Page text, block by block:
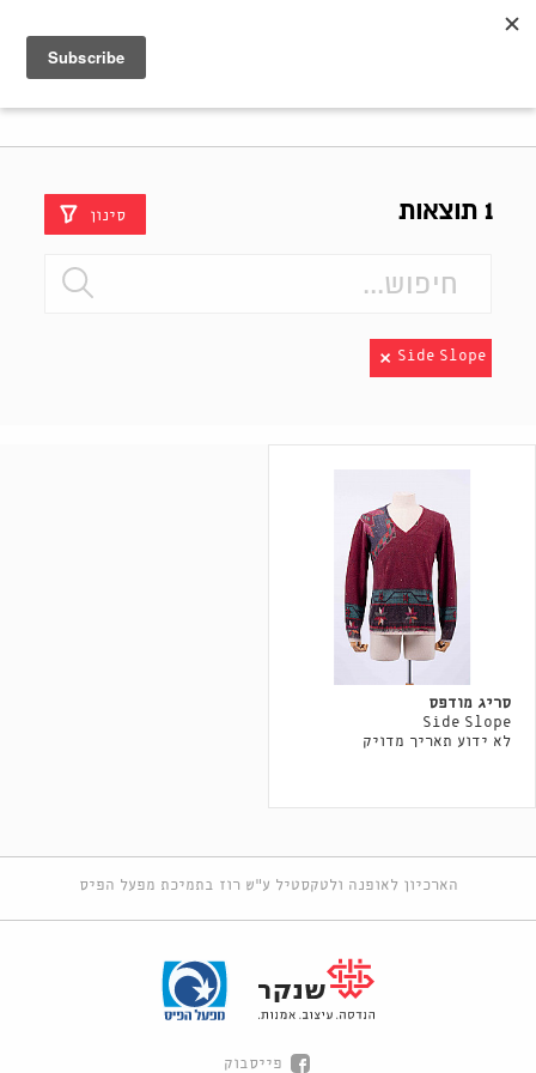
1 תוצאות סינון
Side Slope
סריג מודפס
Side Slope
לא ידוע תאריך מדויק
הארכיון לאופנה ולטקסטיל ע"ש רוז בתמיכת מפעל הפיס
פייסבוק